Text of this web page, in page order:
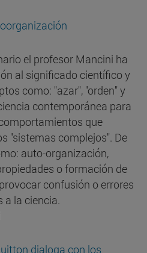
el profesor Mancini ha
al significado científico y
como: "azar", "orden" y
contemporánea para
que
"sistemas complejos". De
auto-organización,
o formación de
confusión o errores
a la ciencia.
dialoga con los